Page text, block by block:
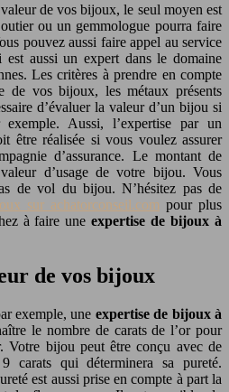
de vos bijoux, le seul moyen est
ou un gemmologue pourra faire
pouvez aussi faire appel au service
est aussi un expert dans le domaine
Les critères à prendre en compte
de vos bijoux, les métaux présents
d’évaluer la valeur d’un bijou si
Aussi, l’expertise par un
être réalisée si vous voulez assurer
d’assurance. Le montant de
d’usage de votre bijou. Vous
de vol du bijou. N’hésitez pas de
sur achatorconseil.com pour plus
à faire uneexpertise de bijoux à
de vos bijoux
exemple, une expertise de bijoux à
le nombre de carats de l’or pour
Votre bijou peut être conçu avec de
qui déterminera sa pureté.
est aussi prise en compte à part la